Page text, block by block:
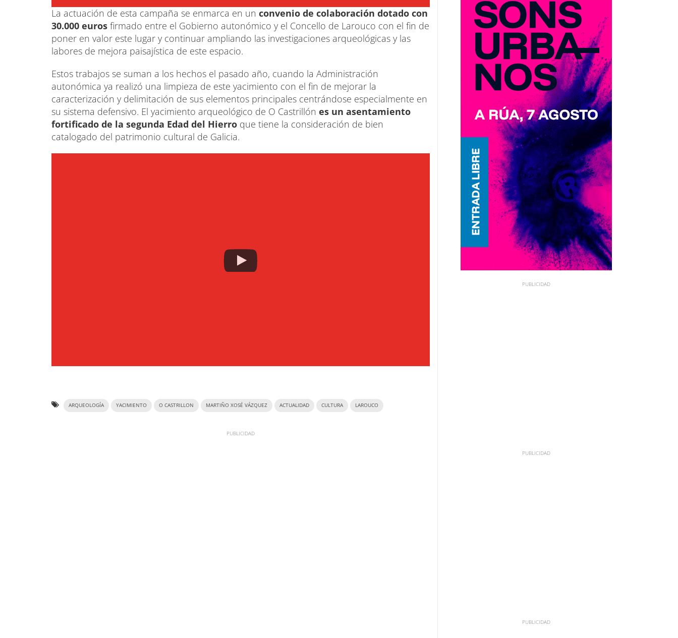
La actuación de esta campaña se enmarca en un convenio de colaboración dotado con
30.000 euros firmado entre el Gobierno autonómico y el Concello de Larouco con el fin de
poner en valor este lugar y continuar ampliando las investigaciones arqueológicas y las
labores de mejora paisajística de este espacio.
Estos trabajos se suman a los hechos el pasado año, cuando la Administración
autonómica ya realizó una limpieza de este yacimiento con el fin de mejorar la
caracterización y delimitación de sus elementos principales centrándose especialmente en
su sistema defensivo. El yacimiento arqueológico de O Castrillón es un asentamiento
fortificado de la segunda Edad del Hierro que tiene la consideración de bien
catalogado del patrimonio cultural de Galicia.
ARQUEOLOGÍA YACIMIENTO O CASTRILLON MARTIÑO XOSÉ VÁZQUEZ ACTUALIDAD CULTURA LAROUCO